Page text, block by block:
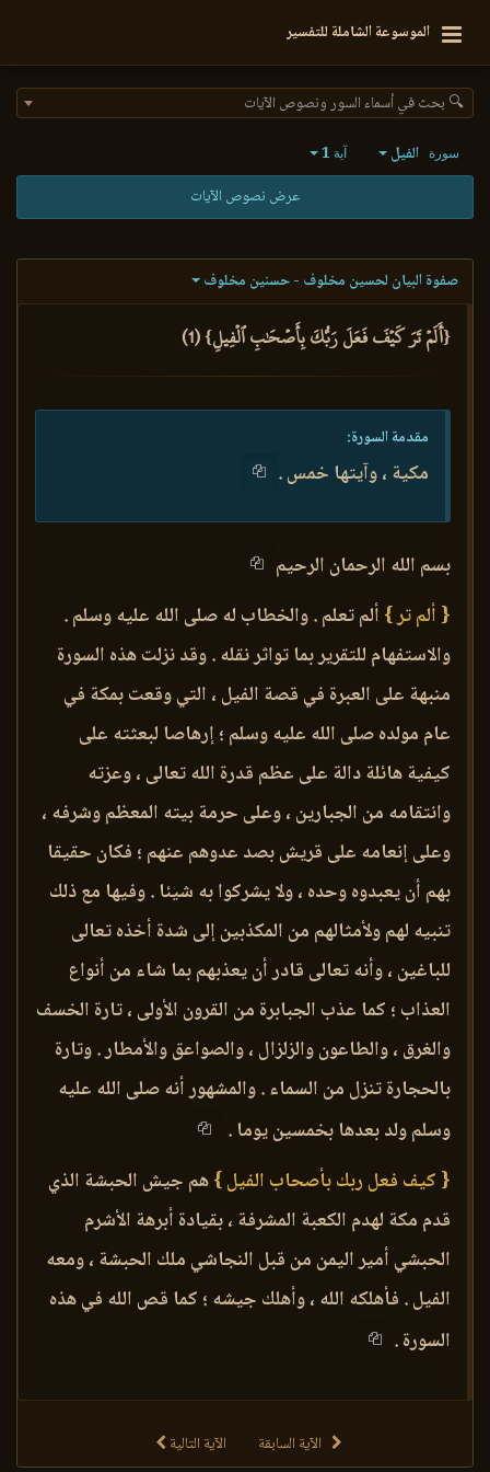
الموسوعة الشاملة للتفسير
🔍 بحث في أسماء السور ونصوص الآيات
سورة الفيل آية 1
عرض نصوص الآيات
صفوة البيان لحسين مخلوف - حسنين مخلوف
{أَلَمۡ تَرَ كَيۡفَ فَعَلَ رَبُّكَ بِأَصۡحَٰبِ ٱلۡفِيلِ} (1)
مقدمة السورة:
مكية ، وآيتها خمس .
بسم الله الرحمان الرحيم
{ ألم تر } ألم تعلم . والخطاب له صلى الله عليه وسلم .
والاستفهام للتقرير بما تواثر نقله . وقد نزلت هذه السورة
منبهة على العبرة في قصة الفيل ، التي وقعت بمكة في
عام مولده صلى الله عليه وسلم ؛ إرهاصا لبعثته على
كيفية هائلة دالة على عظم قدرة الله تعالى ، وعزته
وانتقامه من الجبارين ، وعلى حرمة بيته المعظم وشرفه ،
وعلى إنعامه على قريش بصد عدوهم عنهم ؛ فكان حقيقا
بهم أن يعبدوه وحده ، ولا يشركوا به شيئا . وفيها مع ذلك
تنبيه لهم ولأمثالهم من المكذبين إلى شدة أخذه تعالى
للباغين ، وأنه تعالى قادر أن يعذبهم بما شاء من أنواع
العذاب ؛ كما عذب الجبابرة من القرون الأولى ، تارة الخسف
والغرق ، والطاعون والزلزال ، والصواعق والأمطار . وتارة
بالحجارة تنزل من السماء . والمشهور أنه صلى الله عليه
وسلم ولد بعدها بخمسين يوما .
{ كيف فعل ربك بأصحاب الفيل }هم جيش الحبشة الذي
قدم مكة لهدم الكعبة المشرفة ، بقيادة أبرهة الأشرم
الحبشي أمير اليمن من قبل النجاشي ملك الحبشة ، ومعه
الفيل . فأهلكه الله ، وأهلك جيشه ؛ كما قص الله في هذه
السورة .
الآية السابقة الآية التالية